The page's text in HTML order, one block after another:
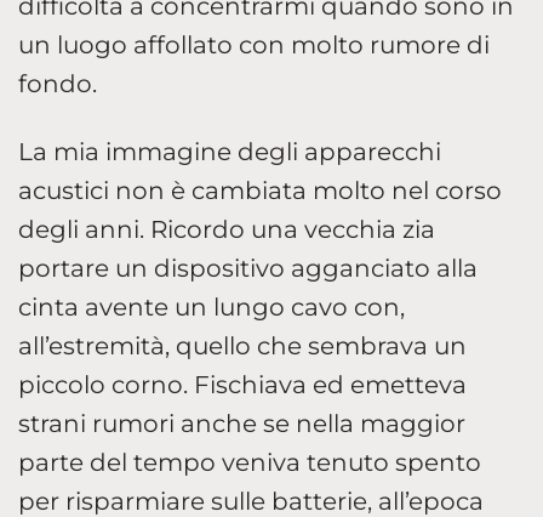
un luogo affollato con molto rumore di
fondo.
La mia immagine degli apparecchi
acustici non è cambiata molto nel corso
degli anni. Ricordo una vecchia zia
portare un dispositivo agganciato alla
cinta avente un lungo cavo con,
all’estremità, quello che sembrava un
piccolo corno. Fischiava ed emetteva
strani rumori anche se nella maggior
parte del tempo veniva tenuto spento
per risparmiare sulle batterie, all’epoca